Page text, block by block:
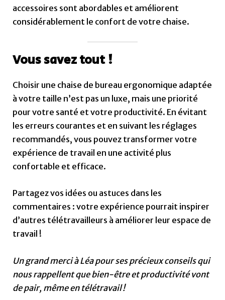
accessoires sont abordables et améliorent
considérablement le confort de votre chaise.
Vous savez tout !
Choisir une chaise de bureau ergonomique adaptée
à votre taille n’est pas un luxe, mais une priorité
pour votre santé et votre productivité. En évitant
les erreurs courantes et en suivant les réglages
recommandés, vous pouvez transformer votre
expérience de travail en une activité plus
confortable et efficace.
Partagez vos idées ou astuces dans les
commentaires : votre expérience pourrait inspirer
d’autres télétravailleurs à améliorer leur espace de
travail !
Un grand merci à Léa pour ses précieux conseils qui
nous rappellent que bien-être et productivité vont
de pair, même en télétravail !